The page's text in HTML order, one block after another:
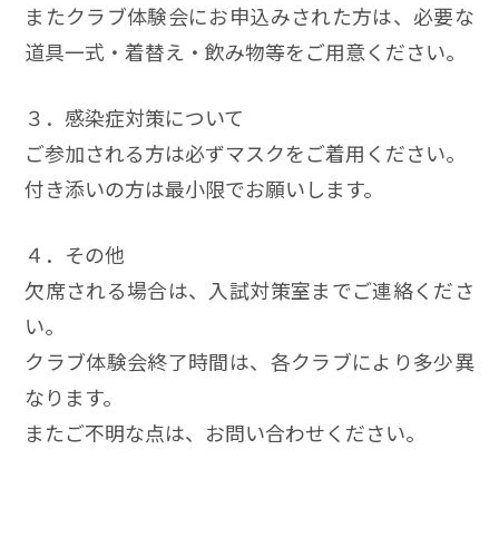
またクラブ体験会にお申込みされた方は、必要な
道具一式・着替え・飲み物等をご用意ください。
３．感染症対策について
ご参加される方は必ずマスクをご着用ください。
付き添いの方は最小限でお願いします。
４．その他
欠席される場合は、入試対策室までご連絡くださ
い。
クラブ体験会終了時間は、各クラブにより多少異
なります。
またご不明な点は、お問い合わせください。